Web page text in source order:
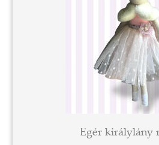
Egér királylány